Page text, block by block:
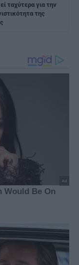
ταχύτερα για την
της